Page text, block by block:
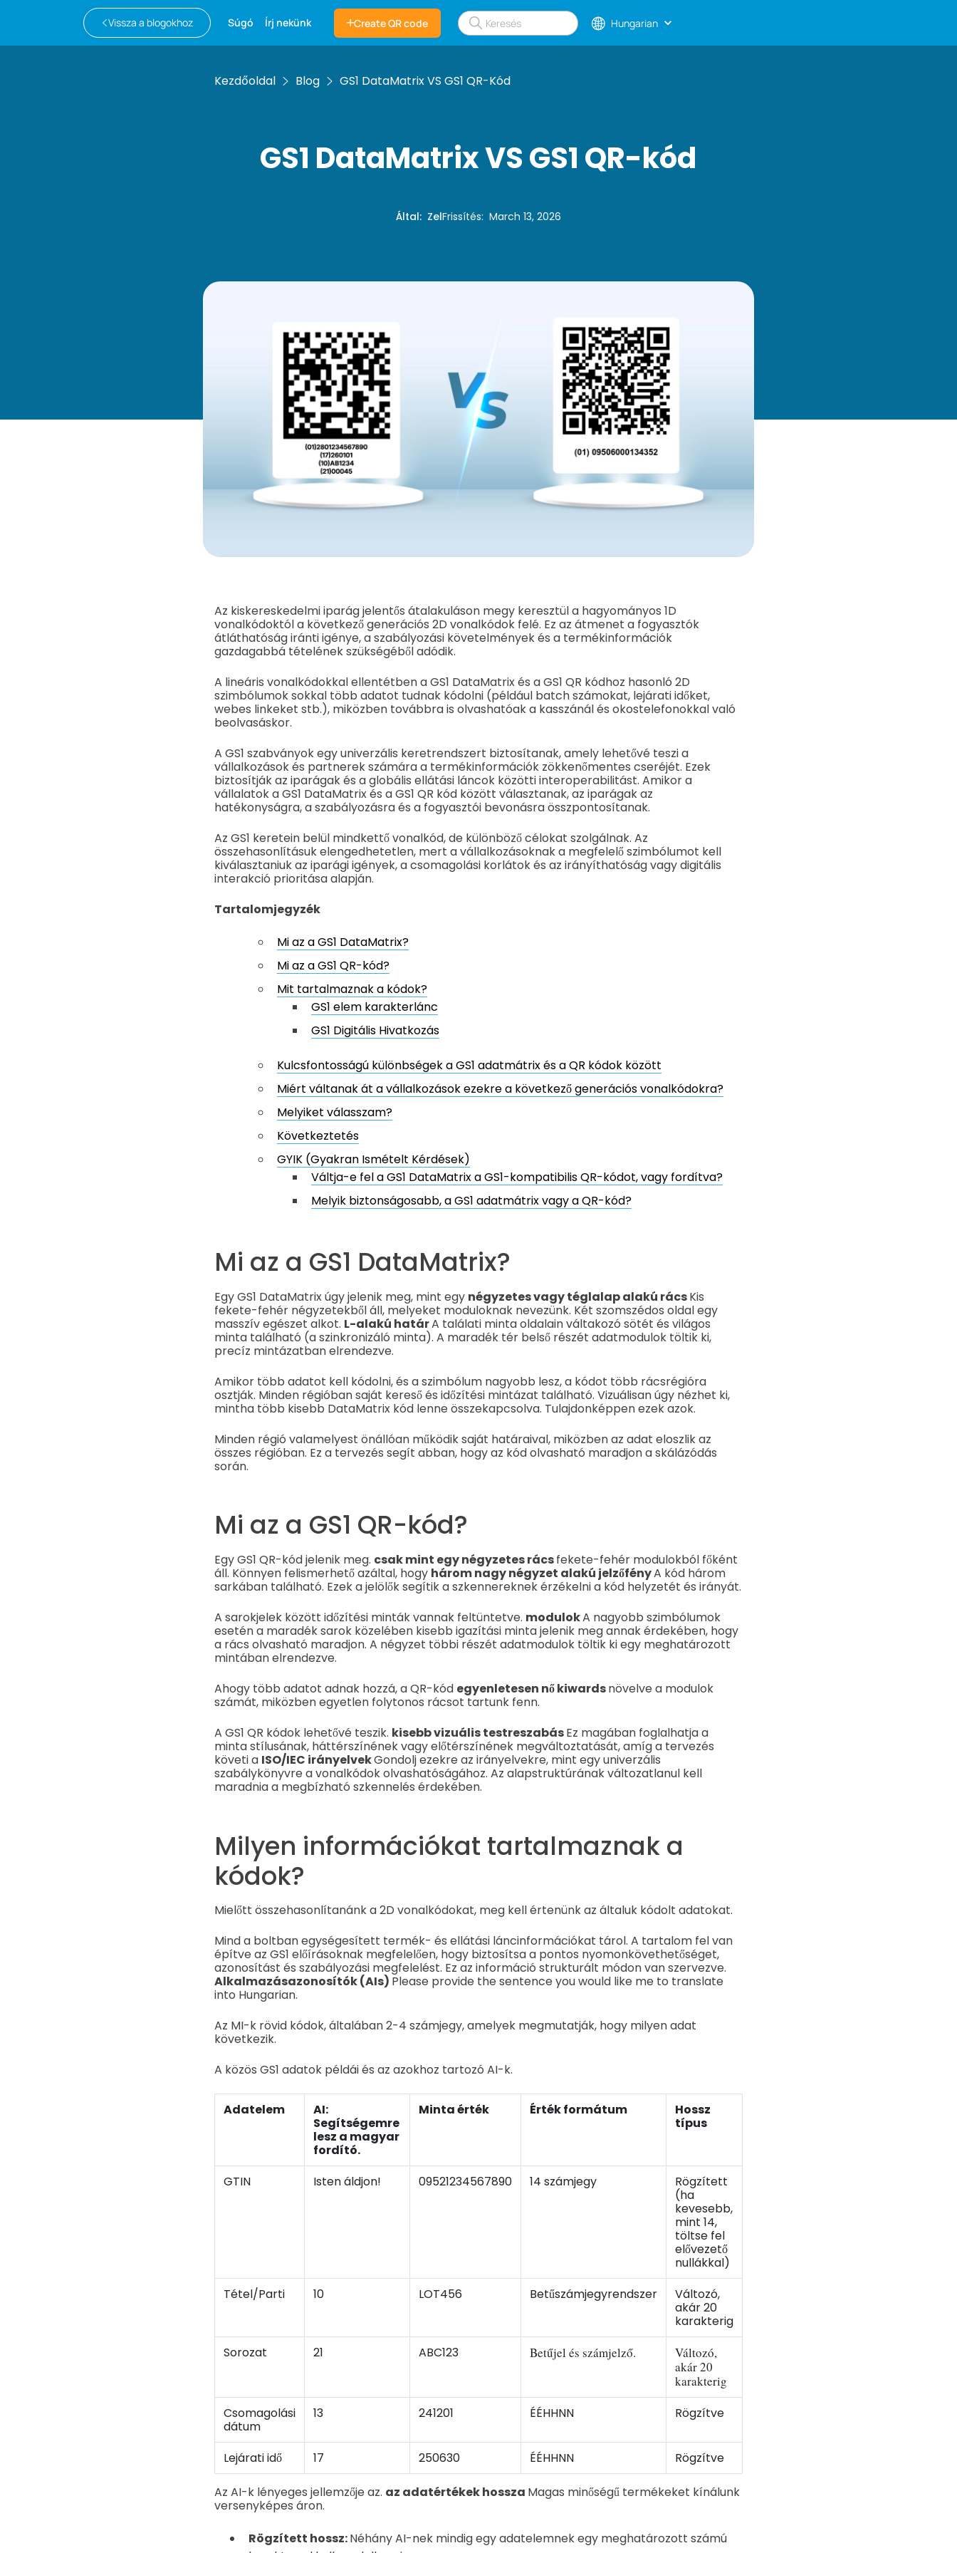
Vissza a blogokhoz Súgó Írj nekünk Create QR code Hungarian
Kezdőoldal Blog GS1 DataMatrix VS GS1 QR-Kód
GS1 DataMatrix VS GS1 QR-kód
Által: ZelFrissítés: March 13, 2026
Az kiskereskedelmi iparág jelentős átalakuláson megy keresztül a hagyományos 1D
vonalkódoktól a következő generációs 2D vonalkódok felé. Ez az átmenet a fogyasztók
átláthatóság iránti igénye, a szabályozási követelmények és a termékinformációk
gazdagabbá tételének szükségéből adódik.
A lineáris vonalkódokkal ellentétben a GS1 DataMatrix és a GS1 QR kódhoz hasonló 2D
szimbólumok sokkal több adatot tudnak kódolni (például batch számokat, lejárati időket,
webes linkeket stb.), miközben továbbra is olvashatóak a kasszánál és okostelefonokkal való
beolvasáskor.
A GS1 szabványok egy univerzális keretrendszert biztosítanak, amely lehetővé teszi a
vállalkozások és partnerek számára a termékinformációk zökkenőmentes cseréjét. Ezek
biztosítják az iparágak és a globális ellátási láncok közötti interoperabilitást. Amikor a
vállalatok a GS1 DataMatrix és a GS1 QR kód között választanak, az iparágak az
hatékonyságra, a szabályozásra és a fogyasztói bevonásra összpontosítanak.
Az GS1 keretein belül mindkettő vonalkód, de különböző célokat szolgálnak. Az
összehasonlításuk elengedhetetlen, mert a vállalkozásoknak a megfelelő szimbólumot kell
kiválasztaniuk az iparági igények, a csomagolási korlátok és az irányíthatóság vagy digitális
interakció prioritása alapján.
Tartalomjegyzék
Mi az a GS1 DataMatrix?
Mi az a GS1 QR-kód?
Mit tartalmaznak a kódok?
GS1 elem karakterlánc
GS1 Digitális Hivatkozás
Kulcsfontosságú különbségek a GS1 adatmátrix és a QR kódok között
Miért váltanak át a vállalkozások ezekre a következő generációs vonalkódokra?
Melyiket válasszam?
Következtetés
GYIK (Gyakran Ismételt Kérdések)
Váltja-e fel a GS1 DataMatrix a GS1-kompatibilis QR-kódot, vagy fordítva?
Melyik biztonságosabb, a GS1 adatmátrix vagy a QR-kód?
Mi az a GS1 DataMatrix?
Egy GS1 DataMatrix úgy jelenik meg, mint egy négyzetes vagy téglalap alakú rácsKis
fekete-fehér négyzetekből áll, melyeket moduloknak nevezünk. Két szomszédos oldal egy
masszív egészet alkot. L-alakú határA találati minta oldalain váltakozó sötét és világos
minta található (a szinkronizáló minta). A maradék tér belső részét adatmodulok töltik ki,
precíz mintázatban elrendezve.
Amikor több adatot kell kódolni, és a szimbólum nagyobb lesz, a kódot több rácsrégióra
osztják. Minden régióban saját kereső és időzítési mintázat található. Vizuálisan úgy nézhet ki,
mintha több kisebb DataMatrix kód lenne összekapcsolva. Tulajdonképpen ezek azok.
Minden régió valamelyest önállóan működik saját határaival, miközben az adat eloszlik az
összes régióban. Ez a tervezés segít abban, hogy az kód olvasható maradjon a skálázódás
során.
Mi az a GS1 QR-kód?
Egy GS1 QR-kód jelenik meg. csak mint egy négyzetes rácsfekete-fehér modulokból főként
áll. Könnyen felismerhető azáltal, hogy három nagy négyzet alakú jelzőfényA kód három
sarkában található. Ezek a jelölők segítik a szkennereknek érzékelni a kód helyzetét és irányát.
A sarokjelek között időzítési minták vannak feltüntetve. modulokA nagyobb szimbólumok
esetén a maradék sarok közelében kisebb igazítási minta jelenik meg annak érdekében, hogy
a rács olvasható maradjon. A négyzet többi részét adatmodulok töltik ki egy meghatározott
mintában elrendezve.
Ahogy több adatot adnak hozzá, a QR-kód egyenletesen nő kiwardsnövelve a modulok
számát, miközben egyetlen folytonos rácsot tartunk fenn.
A GS1 QR kódok lehetővé teszik. kisebb vizuális testreszabásEz magában foglalhatja a
minta stílusának, háttérszínének vagy előtérszínének megváltoztatását, amíg a tervezés
követi a ISO/IEC irányelvekGondolj ezekre az irányelvekre, mint egy univerzális
szabálykönyvre a vonalkódok olvashatóságához. Az alapstruktúrának változatlanul kell
maradnia a megbízható szkennelés érdekében.
Milyen információkat tartalmaznak a
kódok?
Mielőtt összehasonlítanánk a 2D vonalkódokat, meg kell értenünk az általuk kódolt adatokat.
Mind a boltban egységesített termék- és ellátási láncinformációkat tárol. A tartalom fel van
építve az GS1 előírásoknak megfelelően, hogy biztosítsa a pontos nyomonkövethetőséget,
azonosítást és szabályozási megfelelést. Ez az információ strukturált módon van szervezve.
Alkalmazásazonosítók (AIs) Please provide the sentence you would like me to translate
into Hungarian.
Az MI-k rövid kódok, általában 2-4 számjegy, amelyek megmutatják, hogy milyen adat
következik.
A közös GS1 adatok példái és az azokhoz tartozó AI-k.
Adatelem
AI:
Segítségemre
lesz a magyar
fordító.
Minta érték Érték formátum
Hossz
típus
GTIN Isten áldjon! 09521234567890 14 számjegy
Rögzített
(ha
kevesebb,
mint 14,
töltse fel
elővezető
nullákkal)
Tétel/Parti
10 LOT456 Betűszámjegyrendszer
Változó,
akár 20
karakterig
Sorozat
21 ABC123 Betűjel és számjelző.
Változó,
akár 20
karakterig
Csomagolási
dátum
13 241201 ÉÉHHNN Rögzítve
Lejárati idő 17 250630 ÉÉHHNN Rögzítve
Az AI-k lényeges jellemzője az. az adatértékek hossza Magas minőségű termékeket kínálunk
versenyképes áron.
Rögzített hossz:Néhány AI-nek mindig egy adatelemnek egy meghatározott számú